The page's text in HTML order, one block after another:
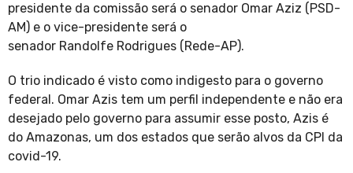
presidente da comissão será o senador Omar Aziz (PSD-
AM) e o vice-presidente será o
senador Randolfe Rodrigues (Rede-AP).
O trio indicado é visto como indigesto para o governo
federal. Omar Azis tem um perfil independente e não era
desejado pelo governo para assumir esse posto, Azis é
do Amazonas, um dos estados que serão alvos da CPI da
covid-19.